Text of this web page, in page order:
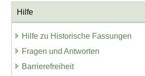
Hilfe
Hilfe zu Historische Fassungen
Fragen und Antworten
Barrierefreiheit